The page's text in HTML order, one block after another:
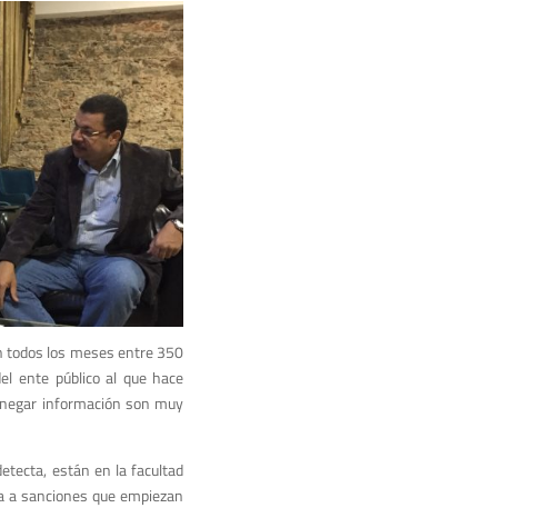
todos los meses entre 350
ente público al que hace
información son muy
están en la facultad
sanciones que empiezan